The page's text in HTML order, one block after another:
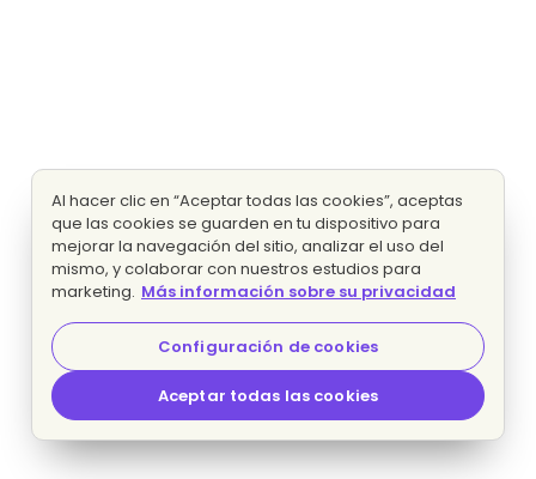
Al hacer clic en “Aceptar todas las cookies”, aceptas
que las cookies se guarden en tu dispositivo para
mejorar la navegación del sitio, analizar el uso del
mismo, y colaborar con nuestros estudios para
marketing. Más información sobre su privacidad
Configuración de cookies
Aceptar todas las cookies